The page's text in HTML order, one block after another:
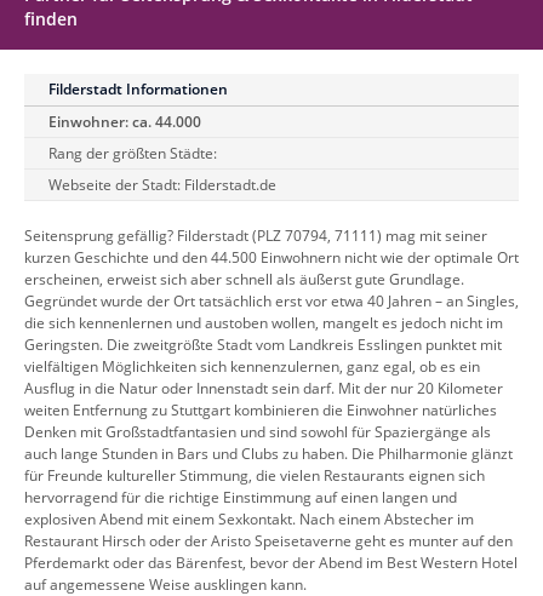
finden
Filderstadt Informationen
Einwohner: ca. 44.000
Rang der größten Städte:
Webseite der Stadt: Filderstadt.de
Seitensprung gefällig? Filderstadt (PLZ 70794, 71111) mag mit seiner
kurzen Geschichte und den 44.500 Einwohnern nicht wie der optimale Ort
erscheinen, erweist sich aber schnell als äußerst gute Grundlage.
Gegründet wurde der Ort tatsächlich erst vor etwa 40 Jahren – an Singles,
die sich kennenlernen und austoben wollen, mangelt es jedoch nicht im
Geringsten. Die zweitgrößte Stadt vom Landkreis Esslingen punktet mit
vielfältigen Möglichkeiten sich kennenzulernen, ganz egal, ob es ein
Ausflug in die Natur oder Innenstadt sein darf. Mit der nur 20 Kilometer
weiten Entfernung zu Stuttgart kombinieren die Einwohner natürliches
Denken mit Großstadtfantasien und sind sowohl für Spaziergänge als
auch lange Stunden in Bars und Clubs zu haben. Die Philharmonie glänzt
für Freunde kultureller Stimmung, die vielen Restaurants eignen sich
hervorragend für die richtige Einstimmung auf einen langen und
explosiven Abend mit einem Sexkontakt. Nach einem Abstecher im
Restaurant Hirsch oder der Aristo Speisetaverne geht es munter auf den
Pferdemarkt oder das Bärenfest, bevor der Abend im Best Western Hotel
auf angemessene Weise ausklingen kann.